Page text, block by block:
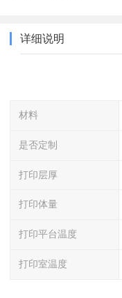
详细说明
材料
是否定制
打印层厚
打印体量
打印平台温度
打印室温度